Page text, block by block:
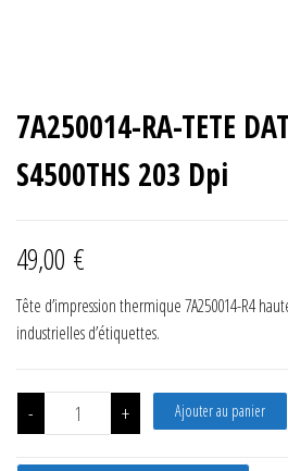
7A250014-RA-TETE
S4500THS 203 Dpi
49,00 €
Tête d’impression thermique 7A250014-R4
industrielles d’étiquettes.
- quantité de 7A250014-RA-TETE
+ Ajouter au panier